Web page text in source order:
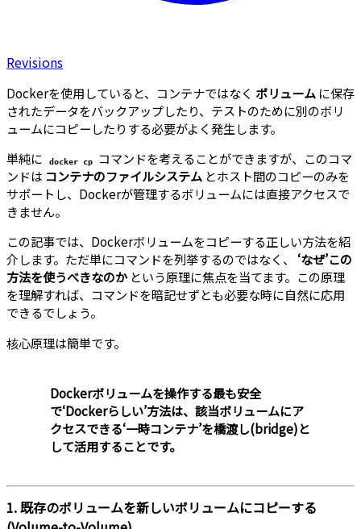
Revisions
Dockerを使用していると、コンテナではなく ボリューム に保存
されたデータをバックアップしたり、テストのために別のボリ
ュームにコピーしたりする必要がよく発生します。
単純に
docker cp
コマンドを考えることができますが、このコマ
ンドは コンテナのファイルシステム とホスト間のコピーのみを
サポートし、Dockerが管理するボリュームには直接アクセスで
きません。
この記事では、Dockerボリュームをコピーする正しい方法を紹
介します。ただ単にコマンドを列挙するのではなく、 ‘なぜ’この
方法を使うべきなのかという原理に焦点を当てます。この原理
を理解すれば、コマンドを暗記せずとも必要な時に自然に応用
できるでしょう。
核心原理は簡単です。
Dockerボリュームを操作する最も安全
で‘Dockerらしい’方法は、該当ボリュームにア
クセスできる‘一時コンテナ’を橋渡し(bridge)と
して活用することです。
1. 既存のボリュームを新しいボリュームにコピーする